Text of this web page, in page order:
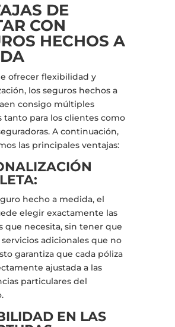
DE
CON
HECHOS A
ofrecer flexibilidad y
los seguros hechos a
consigo múltiples
tanto para los clientes como
A continuación,
las principales ventajas:
hecho a medida, el
elegir exactamente las
que necesita, sin tener que
adicionales que no
garantiza que cada póliza
ajustada a las
particulares del
EN LAS